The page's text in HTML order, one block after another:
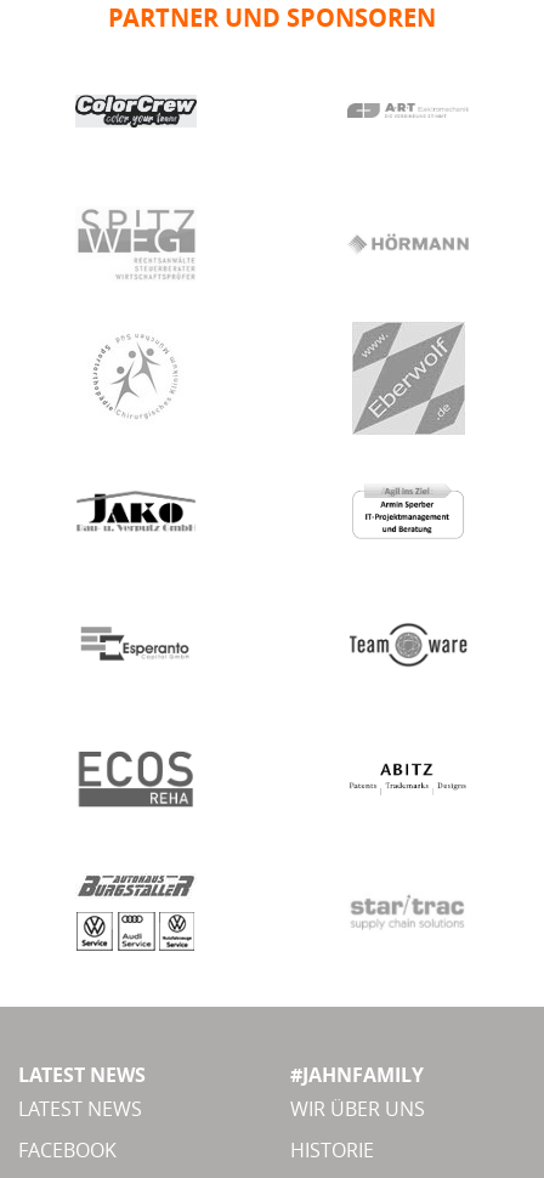
PARTNER UND SPONSOREN
LATEST NEWS
LATEST NEWS
FACEBOOK
#JAHNFAMILY
WIR ÜBER UNS
HISTORIE